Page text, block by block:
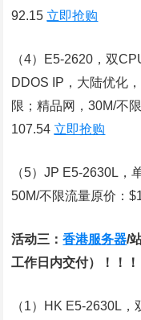
92.15 立即抢购
（4）E5-2620，双
DDOS IP，大陆优化
限；精品网，30M/不
107.54 立即抢购
（5）JP E5-2630L，
50M/不限流量原价：
活动三：香港服务器/
工作日内交付）！！！
（1）HK E5-2630L